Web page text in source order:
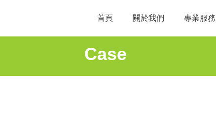
首頁 關於我們 專業服務
Case